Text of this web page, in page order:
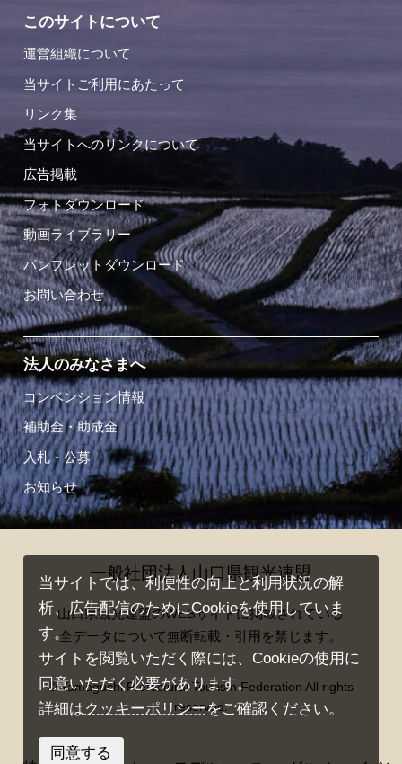
このサイトについて
運営組織について
当サイトご利用にあたって
リンク集
当サイトへのリンクについて
広告掲載
フォトダウンロード
動画ライブラリー
パンフレットダウンロード
お問い合わせ
法人のみなさまへ
コンベンション情報
補助金・助成金
入札・公募
お知らせ
一般社団法人山口県観光連盟
山口県観光連盟のWEBサイトに掲載されている
全データについて無断転載・引用を禁じます。
© Yamaguchi Prefectural Tourism Federation All rights
reserved.
当サイトでは、利便性の向上と利用状況の解
析、広告配信のためにCookieを使用していま
す。
サイトを閲覧いただく際には、Cookieの使用に
同意いただく必要があります。
詳細はクッキーポリシーをご確認ください。
同意する